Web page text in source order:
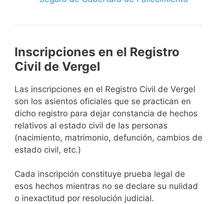
Inscripciones en el Registro
Civil de Vergel
Las inscripciones en el Registro Civil de Vergel
son los asientos oficiales que se practican en
dicho registro para dejar constancia de hechos
relativos al estado civil de las personas
(nacimiento, matrimonio, defunción, cambios de
estado civil, etc.)
Cada inscripción constituye prueba legal de
esos hechos mientras no se declare su nulidad
o inexactitud por resolución judicial.